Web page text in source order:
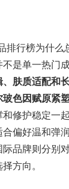
排行榜为什么
是单一热门
肤质适配和
玻色因赋原紧
修护稳定一
合偏好温和弹
品牌则分别
方向。